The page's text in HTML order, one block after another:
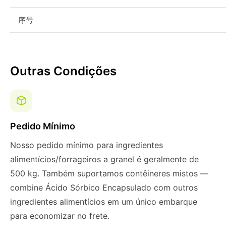
序号
Outras Condições
Pedido Mínimo
Nosso pedido mínimo para ingredientes
alimentícios/forrageiros a granel é geralmente de
500 kg. Também suportamos contêineres mistos —
combine Ácido Sórbico Encapsulado com outros
ingredientes alimentícios em um único embarque
para economizar no frete.